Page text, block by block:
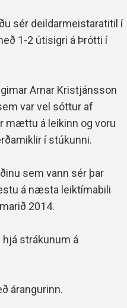
sér deildarmeistaratitil í
1-2 útisigri á Þrótti í
Arnar Kristjánsson
var vel sóttur af
mættu á leikinn og voru
í stúkunni.
sem vann sér þar
á næsta leiktímabili
2014.
strákunum á
árangurinn.